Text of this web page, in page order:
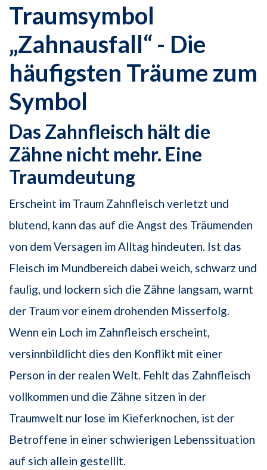
Traumsymbol
„Zahnausfall“ - Die
häufigsten Träume zum
Symbol
Das Zahnfleisch hält die
Zähne nicht mehr. Eine
Traumdeutung
Erscheint im Traum Zahnfleisch verletzt und
blutend, kann das auf die Angst des Träumenden
von dem Versagen im Alltag hindeuten. Ist das
Fleisch im Mundbereich dabei weich, schwarz und
faulig, und lockern sich die Zähne langsam, warnt
der Traum vor einem drohenden Misserfolg.
Wenn ein Loch im Zahnfleisch erscheint,
versinnbildlicht dies den Konflikt mit einer
Person in der realen Welt. Fehlt das Zahnfleisch
vollkommen und die Zähne sitzen in der
Traumwelt nur lose im Kieferknochen, ist der
Betroffene in einer schwierigen Lebenssituation
auf sich allein gestelllt.